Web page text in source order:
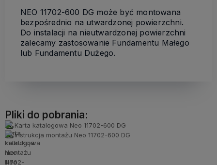
NEO 11702-600 DG może być montowana
bezpośrednio na utwardzonej powierzchni.
Do instalacji na nieutwardzonej powierzchni
zalecamy zastosowanie Fundamentu Małego
lub Fundamentu Dużego.
Pliki do pobrania:
Karta katalogowa Neo 11702-600 DG
Instrukcja montażu Neo 11702-600 DG